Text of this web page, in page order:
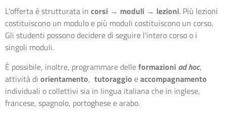
L’offerta è strutturata in corsi → moduli → lezioni. Più lezioni
costituiscono un modulo e più moduli costituiscono un corso.
Gli studenti possono decidere di seguire l’intero corso o i
singoli moduli.
È possibile, inoltre, programmare delleformazioni ad hoc,
attività di orientamento, tutoraggio eaccompagnamento
individuali o collettivi sia in lingua italiana che in inglese,
francese, spagnolo, portoghese e arabo.